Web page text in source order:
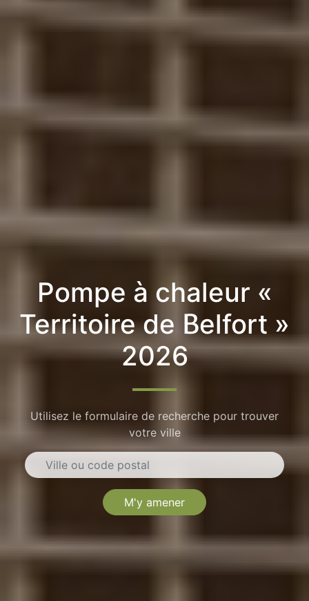
Pompe à chaleur «
Territoire de Belfort »
2026
Utilisez le formulaire de recherche pour trouver
votre ville
M'y amener